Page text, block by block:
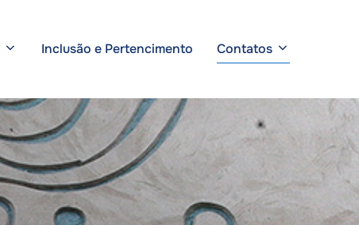
Inclusão e Pertencimento Contatos